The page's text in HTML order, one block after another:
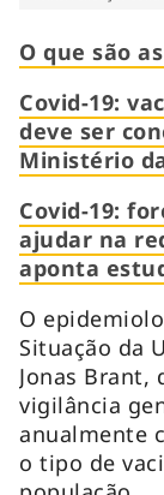
O que são
Covid-19:
deve ser
Ministério
Covid-19:
ajudar na
aponta
O
Situação da
Jonas Brant,
vigilância
anualmente
o tipo de